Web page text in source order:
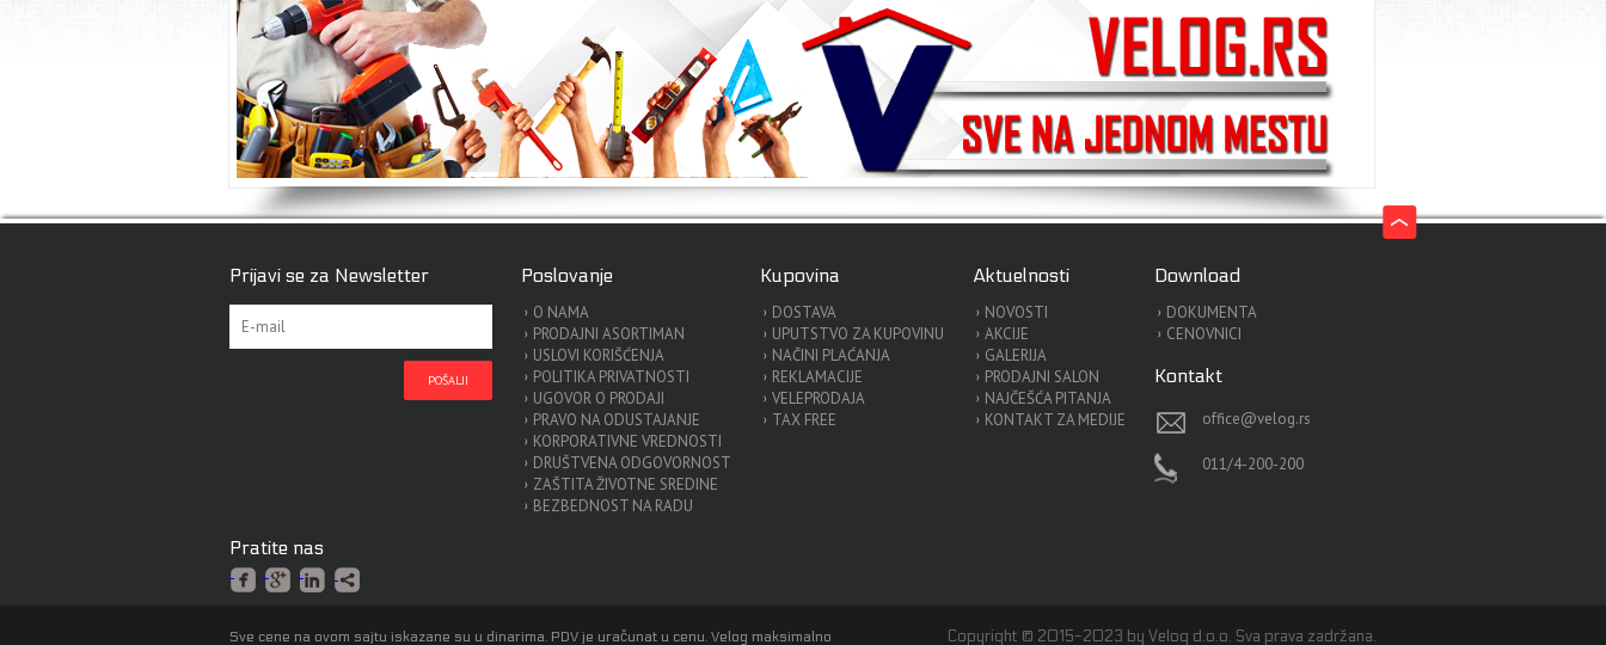
Prijavi se za Newsletter Poslovanje
O NAMA
PRODAJNI ASORTIMAN
USLOVI KORIŠĆENJA
POLITIKA PRIVATNOSTI
UGOVOR O PRODAJI
PRAVO NA ODUSTAJANJE
KORPORATIVNE VREDNOSTI
DRUŠTVENA ODGOVORNOST
ZAŠTITA ŽIVOTNE SREDINE
BEZBEDNOST NA RADU
Kupovina
DOSTAVA
UPUTSTVO ZA KUPOVINU
NAČINI PLAĆANJA
REKLAMACIJE
VELEPRODAJA
TAX FREE
Aktuelnosti
NOVOSTI
AKCIJE
GALERIJA
PRODAJNI SALON
NAJČEŠĆA PITANJA
KONTAKT ZA MEDIJE
Download
DOKUMENTA
CENOVNICI
Kontakt
office@velog.rs
011/4-200-200
Pratite nas
Sve cene na ovom sajtu iskazane su u dinarima. PDV je uračunat u cenu. Velog maksimalno
Copyright © 2015-2023 by Velog d.o.o. Sva prava zadržana.